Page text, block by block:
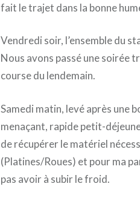
fait le trajet dans la bonne
Vendredi soir, l’ensemble du
Nous avons passé une soirée
course du lendemain.
Samedi matin, levé après une
menaçant, rapide petit-
de récupérer le matériel
(Platines/Roues) et pour ma
pas avoir à subir le froid.